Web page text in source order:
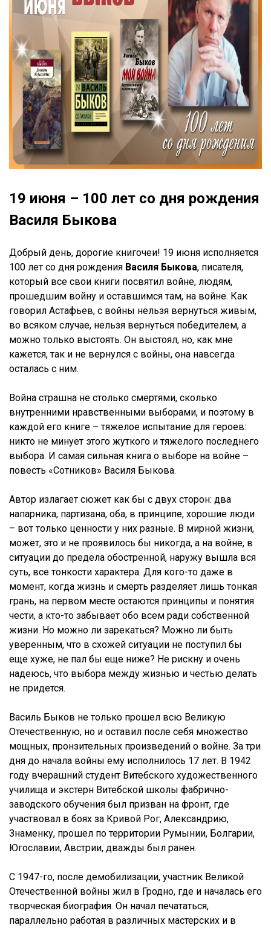
19 июня – 100 лет со дня рождения
Василя Быкова
Добрый день, дорогие книгочеи! 19 июня исполняется
100 лет со дня рождения Василя Быкова, писателя,
который все свои книги посвятил войне, людям,
прошедшим войну и оставшимся там, на войне. Как
говорил Астафьев, с войны нельзя вернуться живым,
во всяком случае, нельзя вернуться победителем, а
можно только выстоять. Он выстоял, но, как мне
кажется, так и не вернулся с войны, она навсегда
осталась с ним.
Война страшна не столько смертями, сколько
внутренними нравственными выборами, и поэтому в
каждой его книге – тяжелое испытание для героев:
никто не минует этого жуткого и тяжелого последнего
выбора. И самая сильная книга о выборе на войне –
повесть «Сотников» Василя Быкова.
Автор излагает сюжет как бы с двух сторон: два
напарника, партизана, оба, в принципе, хорошие люди
– вот только ценности у них разные. В мирной жизни,
может, это и не проявилось бы никогда, а на войне, в
ситуации до предела обостренной, наружу вышла вся
суть, все тонкости характера. Для кого-то даже в
момент, когда жизнь и смерть разделяет лишь тонкая
грань, на первом месте остаются принципы и понятия
чести, а кто-то забывает обо всем ради собственной
жизни. Но можно ли зарекаться? Можно ли быть
уверенным, что в схожей ситуации не поступил бы
еще хуже, не пал бы еще ниже? Не рискну и очень
надеюсь, что выбора между жизнью и честью делать
не придется.
Василь Быков не только прошел всю Великую
Отечественную, но и оставил после себя множество
мощных, пронзительных произведений о войне. За три
дня до начала войны ему исполнилось 17 лет. В 1942
году вчерашний студент Витебского художественного
училища и экстерн Витебской школы фабрично-
заводского обучения был призван на фронт, где
участвовал в боях за Кривой Рог, Александрию,
Знаменку, прошел по территории Румынии, Болгарии,
Югославии, Австрии, дважды был ранен.
С 1947-го, после демобилизации, участник Великой
Отечественной войны жил в Гродно, где и началась его
творческая биография. Он начал печататься,
параллельно работая в различных мастерских и в